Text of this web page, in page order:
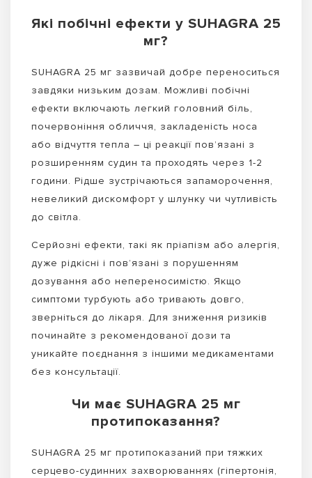
Які побічні ефекти у SUHAGRA 25
мг?
SUHAGRA 25 мг зазвичай добре переноситься
завдяки низьким дозам. Можливі побічні
ефекти включають легкий головний біль,
почервоніння обличчя, закладеність носа
або відчуття тепла – ці реакції пов’язані з
розширенням судин та проходять через 1-2
години. Рідше зустрічаються запаморочення,
невеликий дискомфорт у шлунку чи чутливість
до світла.
Серйозні ефекти, такі як пріапізм або алергія,
дуже рідкісні і пов’язані з порушенням
дозування або непереносимістю. Якщо
симптоми турбують або тривають довго,
зверніться до лікаря. Для зниження ризиків
починайте з рекомендованої дози та
уникайте поєднання з іншими медикаментами
без консультації.
Чи має SUHAGRA 25 мг
протипоказання?
SUHAGRA 25 мг протипоказаний при тяжких
серцево-судинних захворюваннях (гіпертонія,